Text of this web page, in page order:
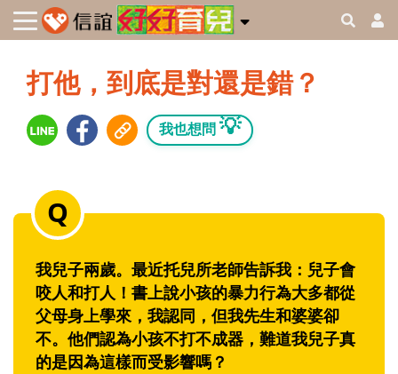
打他，到底是對還是錯？
我也想問 💡
我兒子兩歲。最近托兒所老師告訴我：兒子會
咬人和打人！書上說小孩的暴力行為大多都從
父母身上學來，我認同，但我先生和婆婆卻
不。他們認為小孩不打不成器，難道我兒子真
的是因為這樣而受影響嗎？